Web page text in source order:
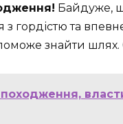
Байдуже,
гордістю та
знайти